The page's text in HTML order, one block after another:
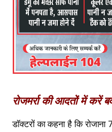
रोजमर्रा की आदतों में करें
डॉक्टरों का कहना है कि